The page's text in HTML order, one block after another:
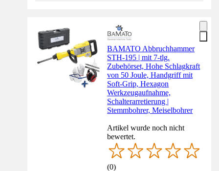
BAMATO Abbruchhammer
STH-195 | mit 7-tlg.
Zubehörset, Hohe Schlagkraft
von 50 Joule, Handgriff mit
Soft-Grip, Hexagon
Werkzeugaufnahme,
Schalterarretierung |
Stemmbohrer, Meiselbohrer
Artikel wurde noch nicht
bewertet.
(0)